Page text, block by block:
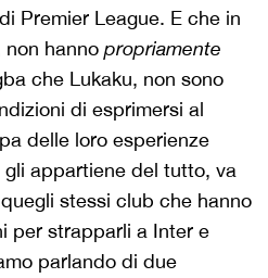
Premier League. E che in
non hanno propriamente
che Lukaku, non sono
di esprimersi al
delle loro esperienze
appartiene del tutto, va
stessi club che hanno
per strapparli a Inter e
parlando di due